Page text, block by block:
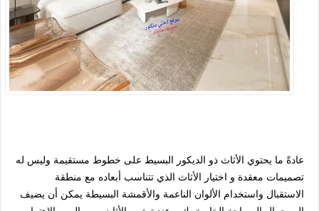
عادةً ما يحتوي الأثاث ذو الديكور البسيط على خطوط مستقيمة وليس له
تصميمات معقدة و اختيار الأثاث الذي تتناسب أبعاده مع منطقة
الاستقبال واستخدام الألوان الناعمة والأقمشة البسيطة يمكن أن يضيف